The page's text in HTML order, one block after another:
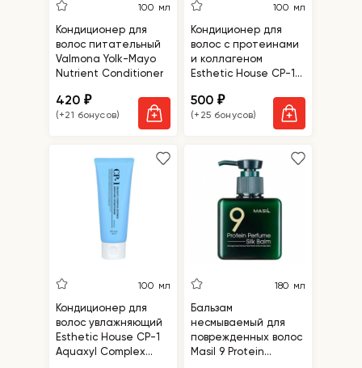
100 мл
Кондиционер для
волос питательный
Valmona Yolk-Mayo
Nutrient Conditioner
420₽
(+21 бонусов)
100 мл
Кондиционер для
волос с протеинами
и коллагеном
Esthetic House CP-1
Intense Nourishing
Conditioner
500₽
(+25 бонусов)
100 мл
Кондиционер для
волос увлажняющий
Esthetic House CP-1
Aquaxyl Complex
180 мл
Бальзам
несмываемый для
поврежденных волос
Masil 9 Protein